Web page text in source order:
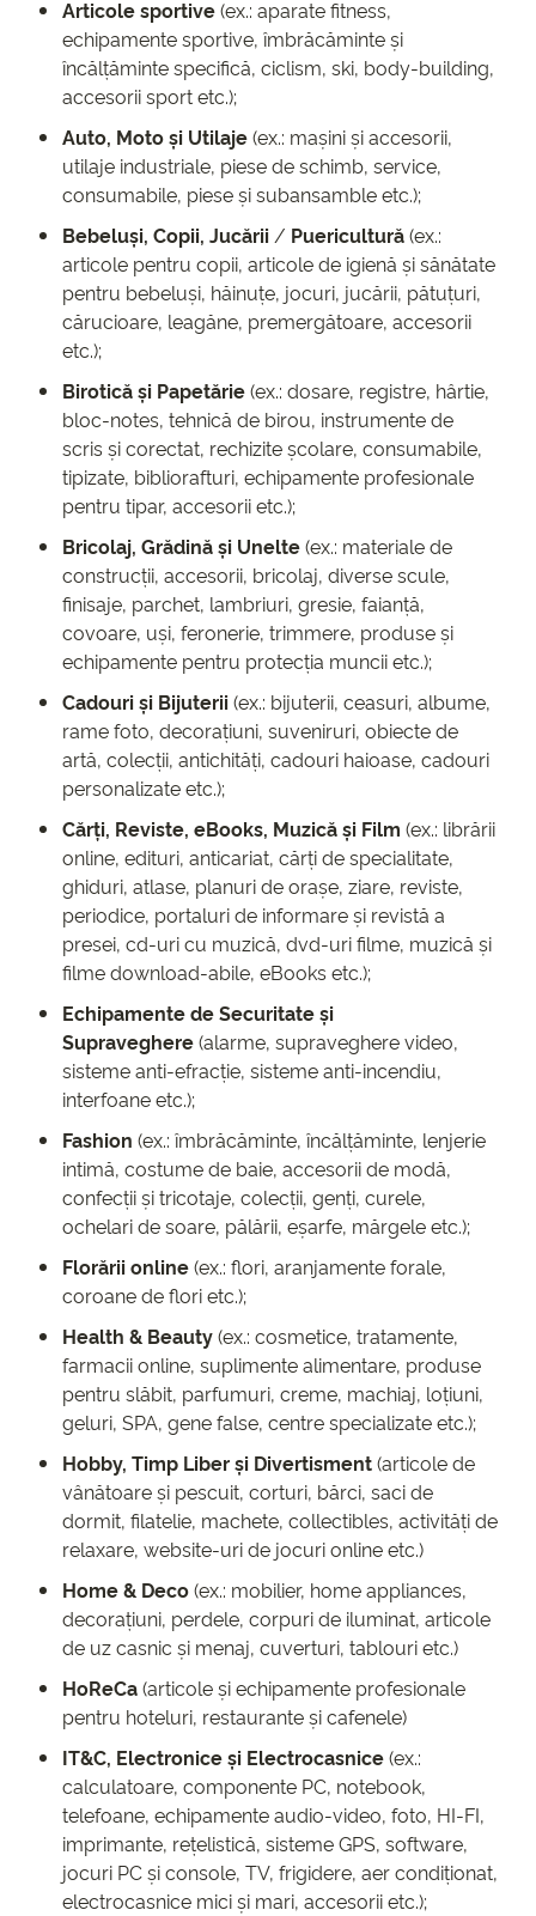
Articole sportive(ex.: aparate fitness,
echipamente sportive, îmbrăcăminte și
încălțăminte specifică, ciclism, ski, body-building,
accesorii sport etc.);
Auto, Moto și Utilaje(ex.: mașini și accesorii,
utilaje industriale, piese de schimb, service,
consumabile, piese și subansamble etc.);
Bebeluși, Copii, Jucării / Puericultură(ex.:
articole pentru copii, articole de igienă și sănătate
pentru bebeluși, hăinuțe, jocuri, jucării, pătuțuri,
cărucioare, leagăne, premergătoare, accesorii
etc.);
Birotică și Papetărie(ex.: dosare, registre, hârtie,
bloc-notes, tehnică de birou, instrumente de
scris și corectat, rechizite școlare, consumabile,
tipizate, bibliorafturi, echipamente profesionale
pentru tipar, accesorii etc.);
Bricolaj, Grădină și Unelte(ex.: materiale de
construcții, accesorii, bricolaj, diverse scule,
finisaje, parchet, lambriuri, gresie, faianță,
covoare, uși, feronerie, trimmere, produse și
echipamente pentru protecția muncii etc.);
Cadouri și Bijuterii(ex.: bijuterii, ceasuri, albume,
rame foto, decorațiuni, suveniruri, obiecte de
artă, colecții, antichități, cadouri haioase, cadouri
personalizate etc.);
Cărți, Reviste, eBooks, Muzică și Film (ex.: librării
online, edituri, anticariat, cărți de specialitate,
ghiduri, atlase, planuri de orașe, ziare, reviste,
periodice, portaluri de informare și revistă a
presei, cd-uri cu muzică, dvd-uri filme, muzică și
filme download-abile, eBooks etc.);
Echipamente de Securitate și
Supraveghere(alarme, supraveghere video,
sisteme anti-efracție, sisteme anti-incendiu,
interfoane etc.);
Fashion (ex.: îmbrăcăminte, încălțăminte, lenjerie
intimă, costume de baie, accesorii de modă,
confecții și tricotaje, colecții, genți, curele,
ochelari de soare, pălării, eșarfe, mărgele etc.);
Florării online(ex.: flori, aranjamente forale,
coroane de flori etc.);
Health & Beauty(ex.: cosmetice, tratamente,
farmacii online, suplimente alimentare, produse
pentru slăbit, parfumuri, creme, machiaj, loțiuni,
geluri, SPA, gene false, centre specializate etc.);
Hobby, Timp Liber și Divertisment(articole de
vânătoare și pescuit, corturi, bărci, saci de
dormit, filatelie, machete, collectibles, activități de
relaxare, website-uri de jocuri online etc.)
Home & Deco(ex.: mobilier, home appliances,
decorațiuni, perdele, corpuri de iluminat, articole
de uz casnic și menaj, cuverturi, tablouri etc.)
HoReCa(articole și echipamente profesionale
pentru hoteluri, restaurante și cafenele)
IT&C, Electronice și Electrocasnice(ex.:
calculatoare, componente PC, notebook,
telefoane, echipamente audio-video, foto, HI-FI,
imprimante, rețelistică, sisteme GPS, software,
jocuri PC și console, TV, frigidere, aer condiționat,
electrocasnice mici și mari, accesorii etc.);